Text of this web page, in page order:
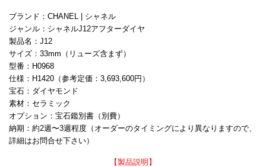
ブランド：CHANEL | シャネル
ジャンル：シャネルJ12アフターダイヤ
製品名：J12
サイズ：33mm（リューズ含まず）
型番：H0968
仕様：H1420（参考定価：3,693,600円）
宝石：ダイヤモンド
素材：セラミック
オプション：宝石鑑別書（別費）
納期：約2週〜3週程度（オーダーのタイミングにより異なりますので、
詳細はお問合せ下さい）
【製品説明】